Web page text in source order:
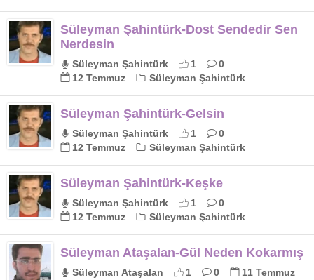
Süleyman Şahintürk-Dost Sendedir Sen
Nerdesin
Süleyman Şahintürk 1
0
12 Temmuz
Süleyman Şahintürk
Süleyman Şahintürk-Gelsin
Süleyman Şahintürk 1
0
12 Temmuz
Süleyman Şahintürk
Süleyman Şahintürk-Keşke
Süleyman Şahintürk 1
0
12 Temmuz
Süleyman Şahintürk
Süleyman Ataşalan-Gül Neden Kokarmış
Süleyman Ataşalan 1 0
11 Temmuz